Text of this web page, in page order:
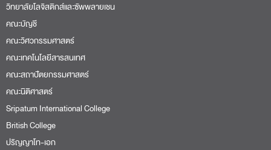
วิทยาลัยโลจิสติกส์และซัพพลายเชน
คณะบัญชี
คณะวิศวกรรมศาสตร์
คณะเทคโนโลยีสารสนเทศ
คณะสถาปัตยกรรมศาสตร์
คณะนิติศาสตร์
Sripatum International College
British College
ปริญญาโท-เอก